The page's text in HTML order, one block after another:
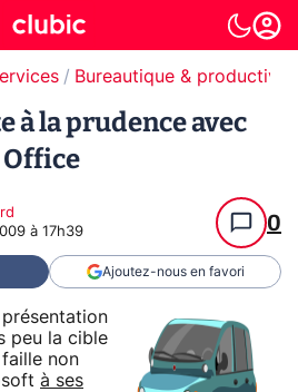
Bureautique & productivité
à la prudence avec
à 17h39 0
Ajoutez-nous en favori
peu la cible
non
à ses